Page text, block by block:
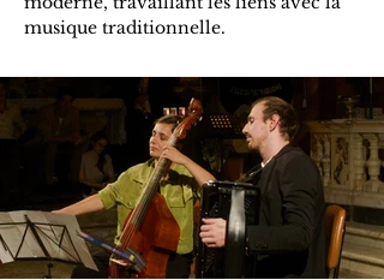
musique traditionnelle.